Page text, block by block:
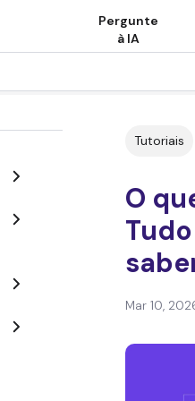
Pergunte
à IA
Tutoriais
O
Mar 10,